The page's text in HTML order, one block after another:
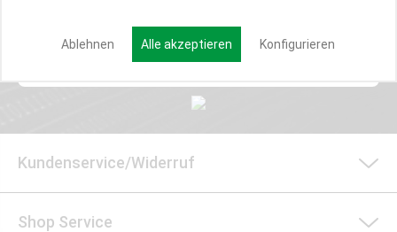
Anmelden
Kundenservice/Widerruf
Shop Service
Ablehnen Alle akzeptieren Konfigurieren